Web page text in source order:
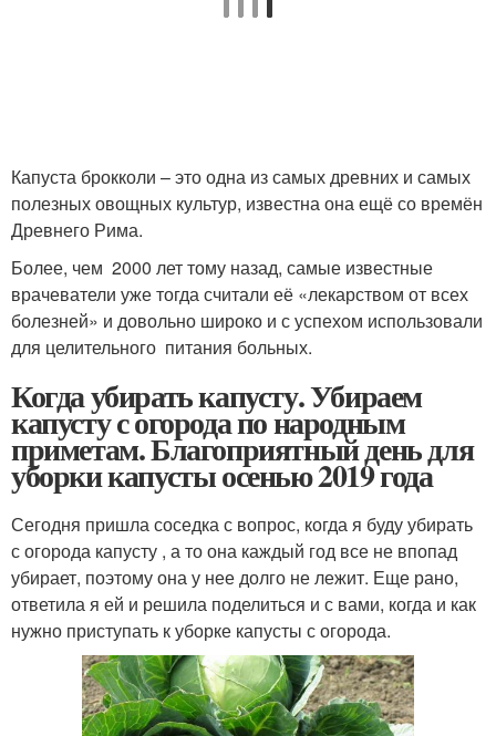
Капуста брокколи – это одна из самых древних и самых
полезных овощных культур, известна она ещё со времён
Древнего Рима.
Более, чем 2000 лет тому назад, самые известные
врачеватели уже тогда считали её «лекарством от всех
болезней» и довольно широко и с успехом использовали
для целительного питания больных.
Когда убирать капусту. Убираем
капусту с огорода по народным
приметам. Благоприятный день для
уборки капусты осенью 2019 года
Сегодня пришла соседка с вопрос, когда я буду убирать
с огорода капусту , а то она каждый год все не впопад
убирает, поэтому она у нее долго не лежит. Еще рано,
ответила я ей и решила поделиться и с вами, когда и как
нужно приступать к уборке капусты с огорода.